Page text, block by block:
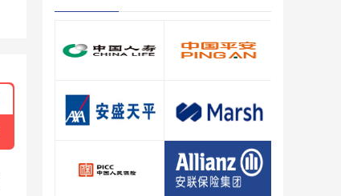
中国人寿
查看详情 查看详情
查看详情
达信Marsh
查看详情